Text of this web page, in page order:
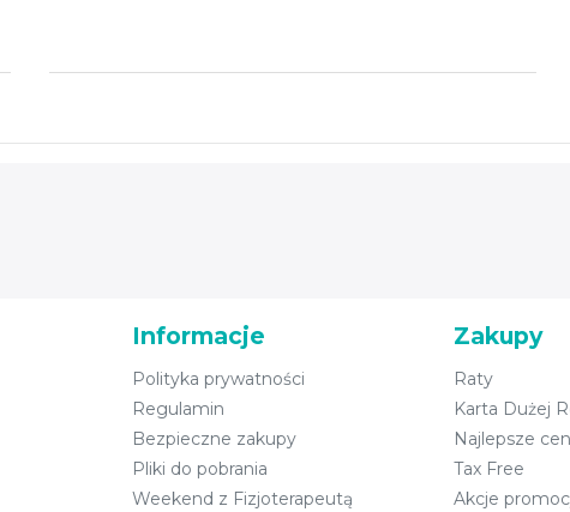
Informacje
Polityka prywatności
Regulamin
Bezpieczne zakupy
Pliki do pobrania
Weekend z Fizjoterapeutą
Zakupy
Raty
Karta Dużej
Najlepsze
Tax Free
Akcje